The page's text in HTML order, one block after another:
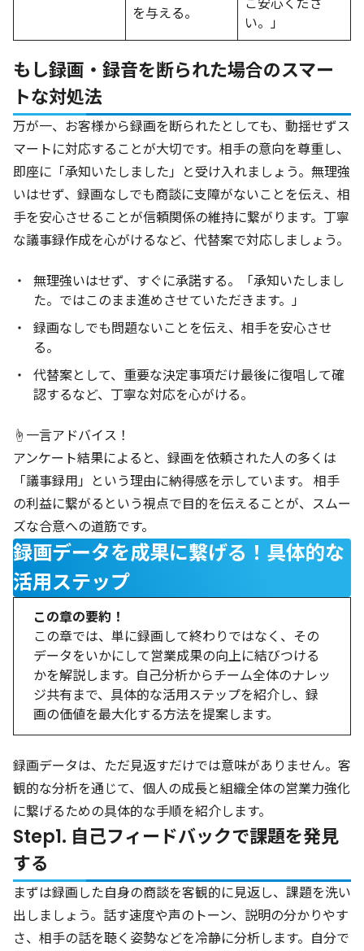
を与える。
ご安心くださ
い。」
もし録画・録音を断られた場合のスマー
トな対処法
万が一、お客様から録画を断られたとしても、動揺せずス
マートに対応することが大切です。相手の意向を尊重し、
即座に「承知いたしました」と受け入れましょう。無理強
いはせず、録画なしでも商談に支障がないことを伝え、相
手を安心させることが信頼関係の維持に繋がります。丁寧
な議事録作成を心がけるなど、代替案で対応しましょう。
無理強いはせず、すぐに承諾する。「承知いたしまし
た。ではこのまま進めさせていただきます。」
録画なしでも問題ないことを伝え、相手を安心させ
る。
代替案として、重要な決定事項だけ最後に復唱して確
認するなど、丁寧な対応を心がける。
☝️一言アドバイス！
アンケート結果によると、録画を依頼された人の多くは
「議事録用」という理由に納得感を示しています。 相手
の利益に繋がるという視点で目的を伝えることが、スムー
ズな合意への道筋です。
録画データを成果に繋げる！具体的な
活用ステップ
この章の要約！
この章では、単に録画して終わりではなく、その
データをいかにして営業成果の向上に結びつける
かを解説します。自己分析からチーム全体のナレッ
ジ共有まで、具体的な活用ステップを紹介し、録
画の価値を最大化する方法を提案します。
録画データは、ただ見返すだけでは意味がありません。客
観的な分析を通じて、個人の成長と組織全体の営業力強化
に繋げるための具体的な手順を紹介します。
Step1. 自己フィードバックで課題を発見
する
まずは録画した自身の商談を客観的に見返し、課題を洗い
出しましょう。話す速度や声のトーン、説明の分かりやす
さ、相手の話を聴く姿勢などを冷静に分析します。自分で